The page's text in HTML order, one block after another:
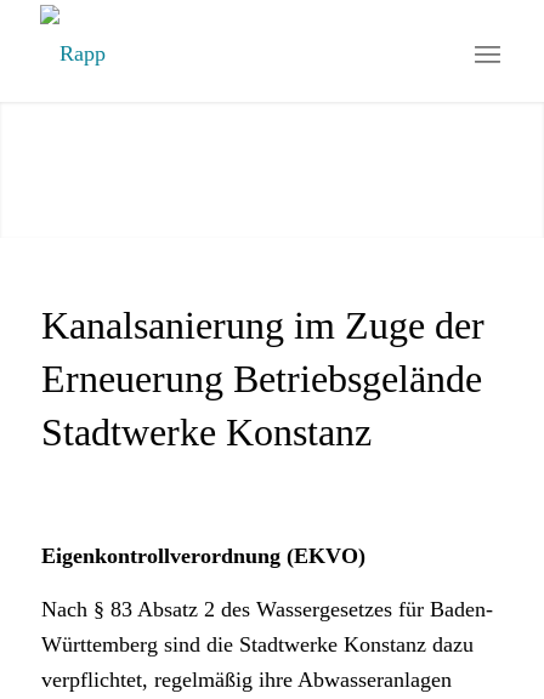
Kanalsanierung im Zuge der
Erneuerung Betriebsgelände
Stadtwerke Konstanz
Eigenkontrollverordnung (EKVO)
Nach § 83 Absatz 2 des Wassergesetzes für Baden-
Württemberg sind die Stadtwerke Konstanz dazu
verpflichtet, regelmäßig ihre Abwasseranlagen